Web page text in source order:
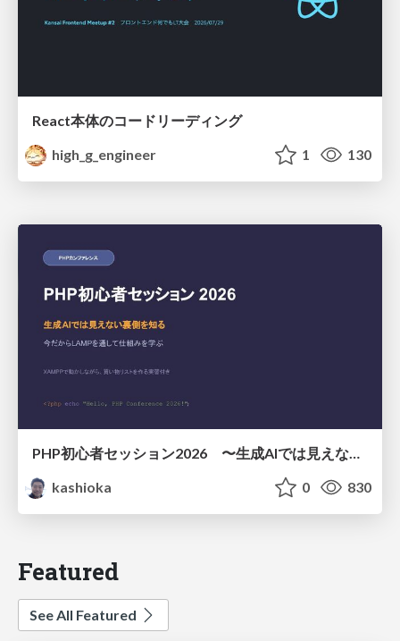
React本体のコードリーディング
high_g_engineer
1 130
PHP初心者セッション2026 〜生成AIでは見えない裏側を知る：今だからLAMPを通して仕組みを学ぶ〜
kashioka
0 830
Featured
See All Featured